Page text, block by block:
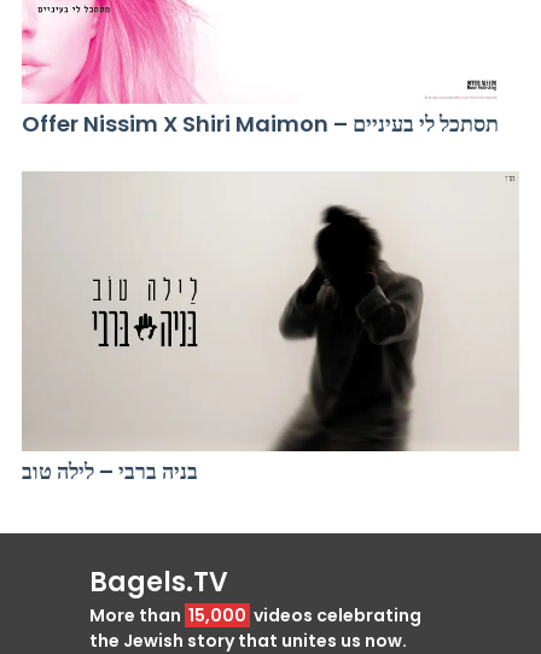
Offer Nissim X Shiri Maimon – תסתכל לי בעיניים
בניה ברבי – לילה טוב
Bagels.TV
More than 15,000 videos celebrating
the Jewish story that unites us now.